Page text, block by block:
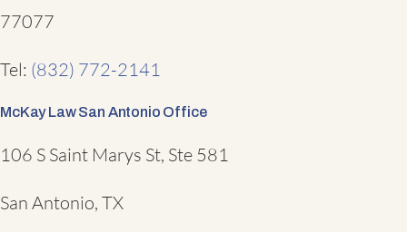
77077
Tel: (832) 772-2141
McKay Law San Antonio Office
106 S Saint Marys St, Ste 581
San Antonio, TX